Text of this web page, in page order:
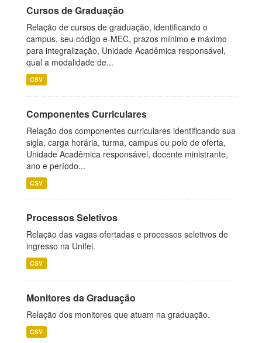
Cursos de Graduação
Relação de cursos de graduação, identificando o
campus, seu código e-MEC, prazos mínimo e máximo
para integralização, Unidade Acadêmica responsável,
qual a modalidade de...
CSV
Componentes Curriculares
Relação dos componentes curriculares identificando sua
sigla, carga horária, turma, campus ou polo de oferta,
Unidade Acadêmica responsável, docente ministrante,
ano e período...
CSV
Processos Seletivos
Relação das vagas ofertadas e processos seletivos de
ingresso na Unifei.
CSV
Monitores da Graduação
Relação dos monitores que atuam na graduação.
CSV